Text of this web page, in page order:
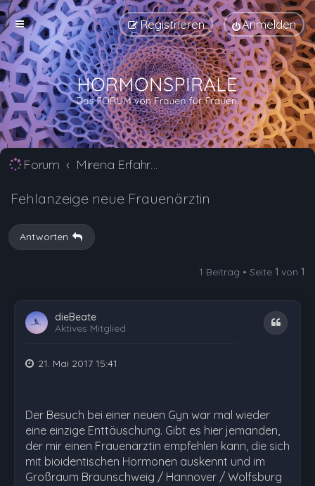
Anmelden
Registrieren
Forum Mirena Erfahrungsberichte und Nebenwirkungen
Fehlanzeige neue Frauenärztin
Antworten
1 Beitrag • Seite 1 von 1
dieBeate
Aktives Mitglied
Zitat
21. Mai 2017 15:41
Der Besuch bei einer neuen Gyn war mal wieder
eine einzige Enttäuschung. Gibt es hier jemanden,
der mir einen Frauenärztin empfehlen kann, die sich
mit bioidentischen Hormonen auskennt und im
Großraum Braunschweig / Hannover / Wolfsburg